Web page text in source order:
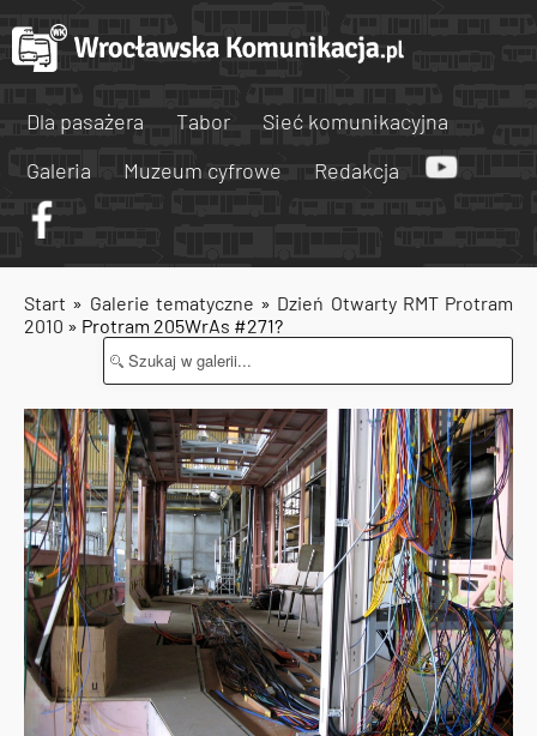
Dla pasażera Tabor
Sieć komunikacyjna
Galeria
Muzeum cyfrowe Redakcja
Start » Galerie tematyczne » Dzień Otwarty RMT Protram
2010 » Protram 205WrAs #271?